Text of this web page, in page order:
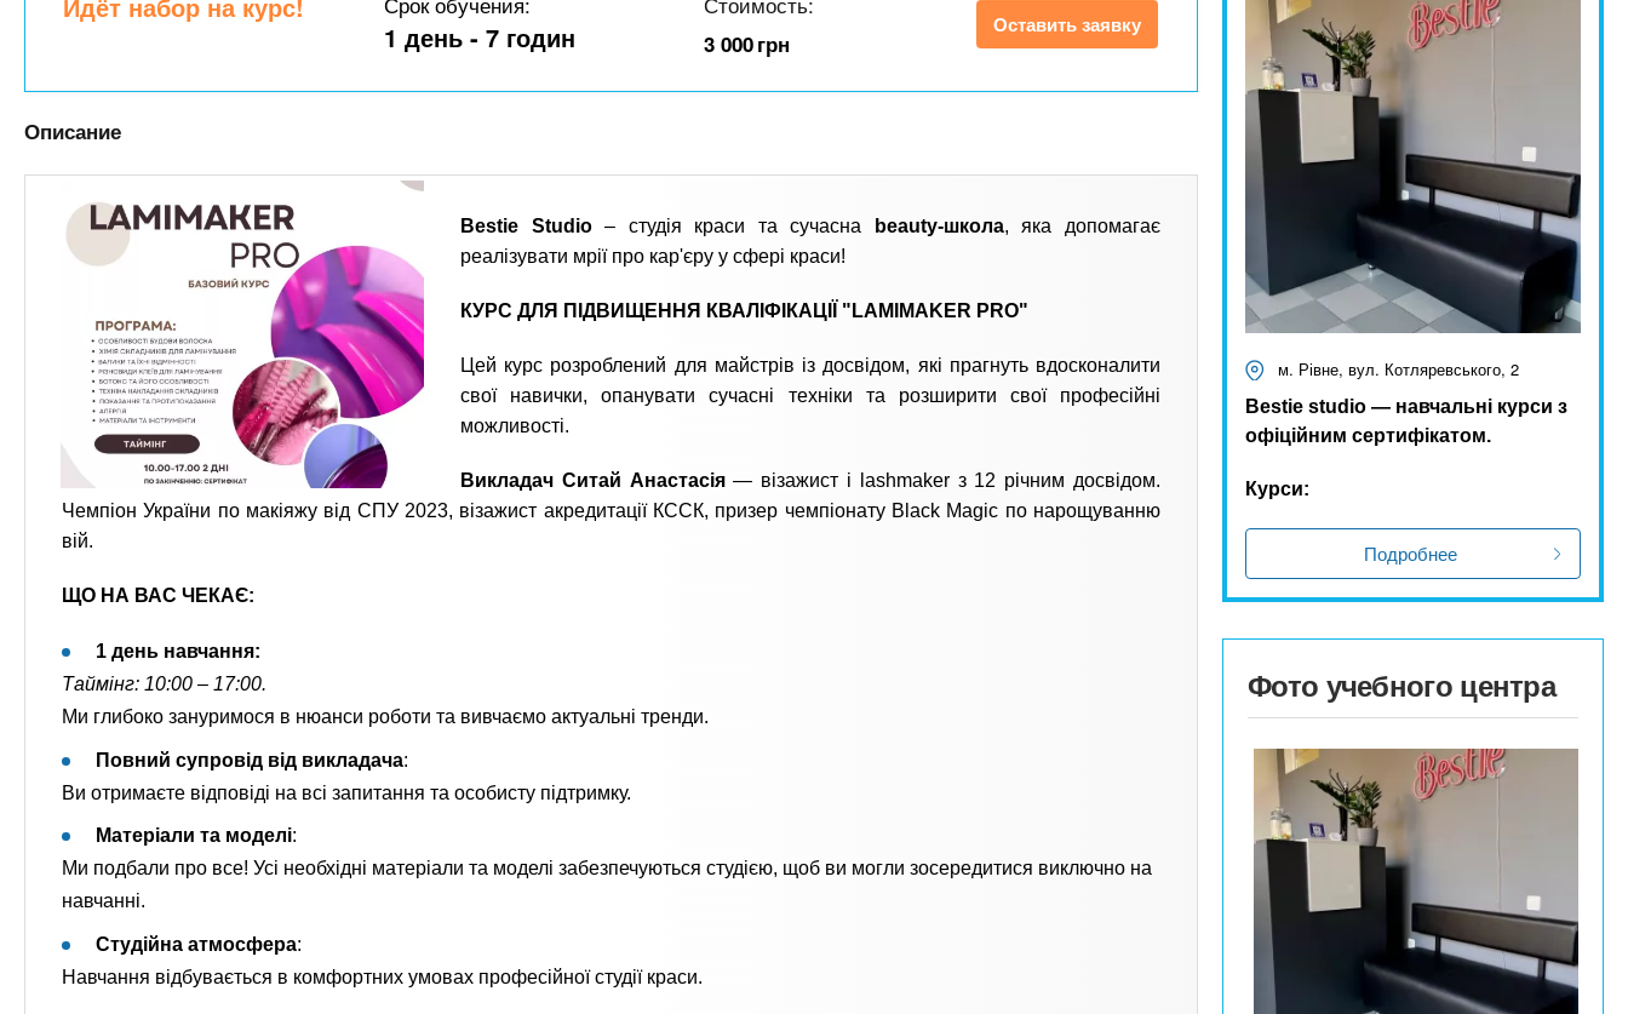
n
t
s
o
а
в
е
д
1 день - 7 годин 3 000грн
Оставить заявку
Описание
Bestie Studio– студія краси та сучасна beauty-школа, яка допомагає
реалізувати мрії про кар'єру у сфері краси!
КУРС ДЛЯ ПІДВИЩЕННЯ КВАЛІФІКАЦІЇ "LAMIMAKER PRO"
Цей курс розроблений для майстрів із досвідом, які прагнуть вдосконалити
свої навички, опанувати сучасні техніки та розширити свої професійні
можливості.
Викладач Ситай Анастасія— візажист і lashmaker з 12 річним досвідом.
Чемпіон України по макіяжу від СПУ 2023, візажист акредитації КССК, призер чемпіонату Black Magic по нарощуванню
вій.
ЩО НА ВАС ЧЕКАЄ:
1 день навчання:
Таймінг: 10:00 – 17:00.
Ми глибоко зануримося в нюанси роботи та вивчаємо актуальні тренди.
Повний супровід від викладача:
Ви отримаєте відповіді на всі запитання та особисту підтримку.
Матеріали та моделі:
Ми подбали про все! Усі необхідні матеріали та моделі забезпечуються студією, щоб ви могли зосередитися виключно на
навчанні.
Студійна атмосфера:
Навчання відбувається в комфортних умовах професійної студії краси.
м. Рівне, вул. Котляревського, 2
Bestie studio — навчальні курси з
офіційним сертифікатом.
Курси:
Подробнее
Фото учебного центра